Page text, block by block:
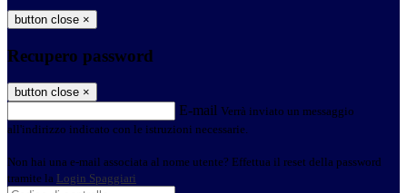
button close ×
Recupero password
button close ×
E-mail Verrà inviato un messaggio
all'indirizzo indicato con le istruzioni necessarie.
Non hai una e-mail associata al nome utente? Effettua il reset della password
tramite la Login Spaggiari